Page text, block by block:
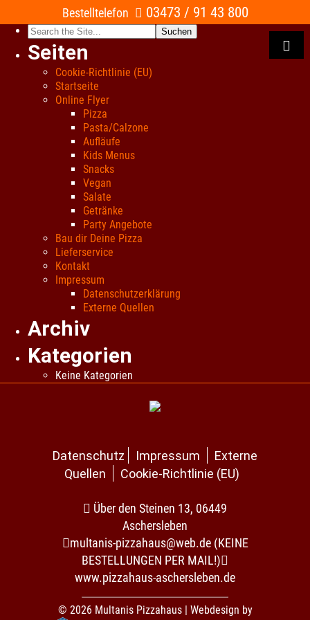
Bestelltelefon 03473 / 91 43 800
Search
for:
Seiten
Cookie-Richtlinie (EU)
Startseite
Online Flyer
Pizza
Pasta/Calzone
Aufläufe
Kids Menus
Snacks
Vegan
Salate
Getränke
Party Angebote
Bau dir Deine Pizza
Lieferservice
Kontakt
Impressum
Datenschutzerklärung
Externe Quellen
Archiv
Kategorien
Keine Kategorien
Datenschutz Impressum
Externe
Quellen
Cookie-Richtlinie (EU)
Über den Steinen 13, 06449
Aschersleben
multanis-pizzahaus@web.de (KEINE
BESTELLUNGEN PER MAIL!)
www.pizzahaus-aschersleben.de
© 2026 Multanis Pizzahaus | Webdesign by